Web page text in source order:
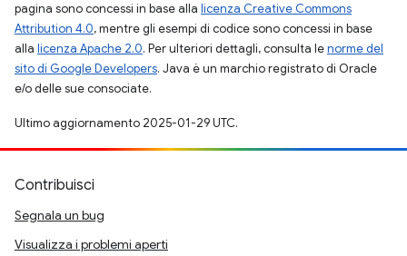
pagina sono concessi in base alla licenza Creative Commons
Attribution 4.0, mentre gli esempi di codice sono concessi in base
alla licenza Apache 2.0. Per ulteriori dettagli, consulta lenorme del
sito di Google Developers. Java è un marchio registrato di Oracle
e/o delle sue consociate.
Ultimo aggiornamento 2025-01-29 UTC.
Contribuisci
Segnala un bug
Visualizza i problemi aperti